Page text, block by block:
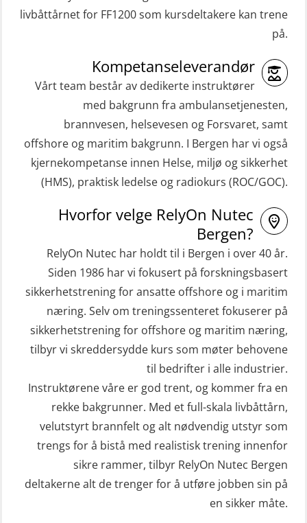
Grunnleggende sikkerhetskurs –
beredskapspersonell med E-læring
(OBSBLE044)
HLO/MOB/Søk- og Redningslag
kombinasjon – repetisjon (OSC1162)
HLO/Søk & Redningslag kombinasjon
– repetisjon (OSC1161)
Pustelunge (OSE1251)
Helikopterevakuering med HABD,
inkl. Brannslukking og Førstehjelp-
sivile mannskaper (FSC119)
Helikopterevakuering med HABD,
inkl. brannslukning (FSC121)
Hjertestarter brukerkurs (OFA107)
Kombi Søk og Redningslag og HLO
repetisjonskurs med e-læring
(ABSBLE010)
Kondisjonstest (OSC151)
Ledertrening i beredskap og
krisehåndtering for plattformsjefer
ROC sertifikat grunnleggende
ROC sertifikat repetisjon (GMDSS)
(ORC103)
STCW Grunnkurs Redningsfarkoster
(MBSBLE022)
STCW Hurtiggående mann over bord
båt (HMOB) (MSE100)
båt (HMOB) oppdatering (MSE1001)
STCW Livbåtfører redningsfarkoster
32 t (MSE1031)
STCW Mann-Over-Bord
(hurtiggående) 32 t m/mørkekjøring
(MSE112)
STCW Redningsfarkost oppdatering
sliskebåt (MSE116)
STCW Sikkerhetsopplæring for
sjøfolk på mindre skip med eLearning
(MBSBLE003)
STCW oppdatering Livbåtfører
redningsfarkoster 8 t – konvensjonell
livbåttårnet for FF1200 som kursdeltakere kan trene
på.
Kompetanseleverandør
Vårt team består av dedikerte instruktører
med bakgrunn fra ambulansetjenesten,
brannvesen, helsevesen og Forsvaret, samt
offshore og maritim bakgrunn. I Bergen har vi også
kjernekompetanse innen Helse, miljø og sikkerhet
(HMS), praktisk ledelse og radiokurs (ROC/GOC).
Hvorfor velge RelyOn Nutec
Bergen?
RelyOn Nutec har holdt til i Bergen i over 40 år.
Siden 1986 har vi fokusert på forskningsbasert
sikkerhetstrening for ansatte offshore og i maritim
næring. Selv om treningssenteret fokuserer på
sikkerhetstrening for offshore og maritim næring,
tilbyr vi skreddersydde kurs som møter behovene
til bedrifter i alle industrier.
Instruktørene våre er god trent, og kommer fra en
rekke bakgrunner. Med et full-skala livbåttårn,
velutstyrt brannfelt og alt nødvendig utstyr som
trengs for å bistå med realistisk trening innenfor
sikre rammer, tilbyr RelyOn Nutec Bergen
deltakerne alt de trenger for å utføre jobben sin på
en sikker måte.